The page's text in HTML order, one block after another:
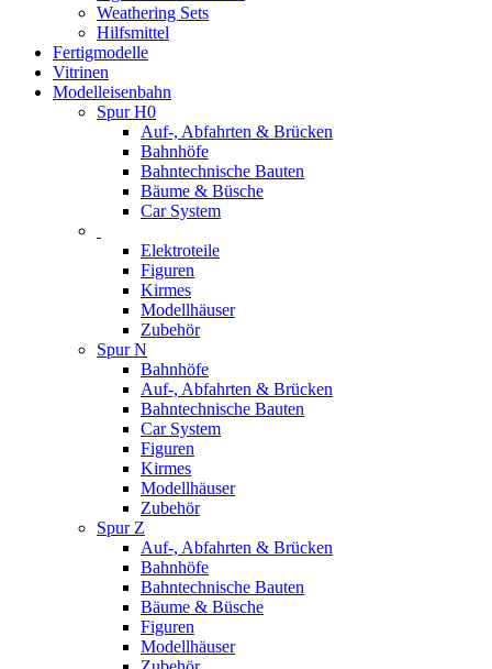
Weathering Sets
Hilfsmittel
Fertigmodelle
Vitrinen
Modelleisenbahn
Spur H0
Auf-, Abfahrten & Brücken
Bahnhöfe
Bahntechnische Bauten
Bäume & Büsche
Car System
Elektroteile
Figuren
Kirmes
Modellhäuser
Zubehör
Spur N
Bahnhöfe
Auf-, Abfahrten & Brücken
Bahntechnische Bauten
Car System
Figuren
Kirmes
Modellhäuser
Zubehör
Spur Z
Auf-, Abfahrten & Brücken
Bahnhöfe
Bahntechnische Bauten
Bäume & Büsche
Figuren
Modellhäuser